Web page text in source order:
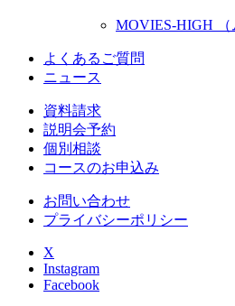
MOVIES-HIGH （
よくあるご質問
ニュース
資料請求
説明会予約
個別相談
コースのお申込み
お問い合わせ
プライバシーポリシー
X
Instagram
Facebook